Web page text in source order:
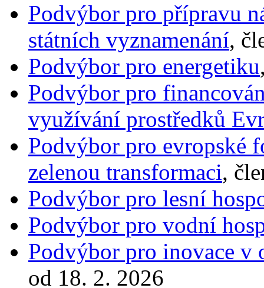
Podvýbor pro přípravu
státních vyznamenání,
Podvýbor pro energetiku
Podvýbor pro
využívání prostředků
Podvýbor pro evropské
zelenou transformaci,
Podvýbor pro lesní
Podvýbor pro vodní
Podvýbor pro inovace v
od 18. 2. 2026